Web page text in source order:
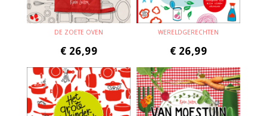
DE ZOETE OVEN
€ 26,99
WERELDGERECHTEN
€ 26,99